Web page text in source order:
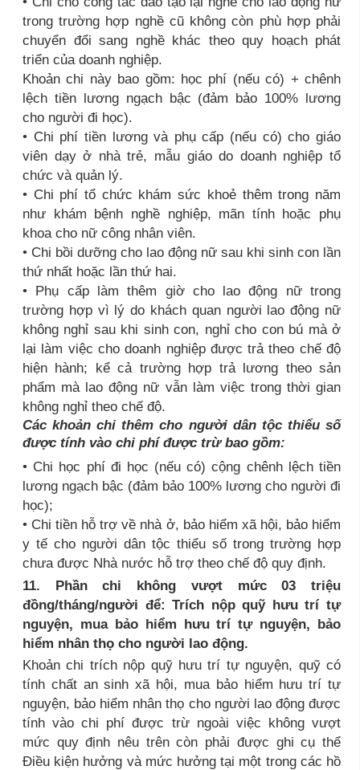
trong trường hợp nghề cũ không còn phù hợp phải
chuyển đổi sang nghề khác theo quy hoạch phát
triển của doanh nghiệp.
Khoản chi này bao gồm: học phí (nếu có) + chênh
lệch tiền lương ngạch bậc (đảm bảo 100% lương
cho người đi học).
• Chi phí tiền lương và phụ cấp (nếu có) cho giáo
viên dạy ở nhà trẻ, mẫu giáo do doanh nghiệp tổ
chức và quản lý.
• Chi phí tổ chức khám sức khoẻ thêm trong năm
như khám bệnh nghề nghiệp, mãn tính hoặc phụ
khoa cho nữ công nhân viên.
• Chi bồi dưỡng cho lao động nữ sau khi sinh con lần
thứ nhất hoặc lần thứ hai.
• Phụ cấp làm thêm giờ cho lao động nữ trong
trường hợp vì lý do khách quan người lao động nữ
không nghỉ sau khi sinh con, nghỉ cho con bú mà ở
lại làm việc cho doanh nghiệp được trả theo chế độ
hiện hành; kể cả trường hợp trả lương theo sản
phẩm mà lao động nữ vẫn làm việc trong thời gian
không nghỉ theo chế độ.
Các khoản chi thêm cho người dân tộc thiểu số
được tính vào chi phí được trừ bao gồm:
• Chi học phí đi học (nếu có) cộng chênh lệch tiền
lương ngạch bậc (đảm bảo 100% lương cho người đi
học);
• Chi tiền hỗ trợ về nhà ở, bảo hiểm xã hội, bảo hiểm
y tế cho người dân tộc thiểu số trong trường hợp
chưa được Nhà nước hỗ trợ theo chế độ quy định.
11. Phần chi không vượt mức 03 triệu
đồng/tháng/người để: Trích nộp quỹ hưu trí tự
nguyện, mua bảo hiểm hưu trí tự nguyện, bảo
hiểm nhân thọ cho người lao động.
Khoản chi trích nộp quỹ hưu trí tự nguyện, quỹ có
tính chất an sinh xã hội, mua bảo hiểm hưu trí tự
nguyện, bảo hiểm nhân thọ cho người lao động được
tính vào chi phí được trừ ngoài việc không vượt
mức quy định nêu trên còn phải được ghi cụ thể
Điều kiện hưởng và mức hưởng tại một trong các hồ